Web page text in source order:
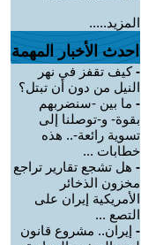
المزيد.....
احدث الأخبار المهمة
-كيف تقفز في نهر
النيل من دون أن تبتل؟
- ما بين -سنضربهم
بقوة- و-توصلنا إلى
تسوية رائعة-.. هذه
خطابات ...
- هل تشجع تقارير تراجع
مخزون الذخائر
الأمريكية إيران على
التصع ...
- إيران.. مشروع قانون